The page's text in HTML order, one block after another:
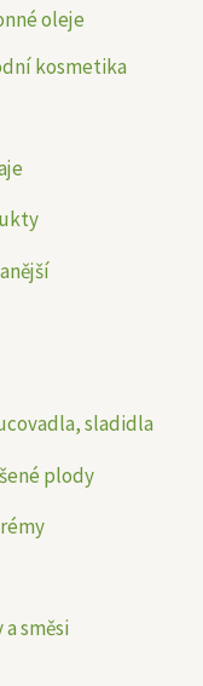
oleje
kosmetika
sladidla
plody
směsi